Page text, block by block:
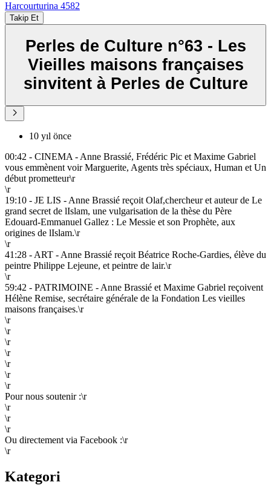
Harcourturina 4582
Takip Et
Perles de Culture n°63 - Les
Vieilles maisons françaises
sinvitent à Perles de Culture
10 yıl önce
00:42 - CINEMA - Anne Brassié, Frédéric Pic et Maxime Gabriel
vous emmènent voir Marguerite, Agents très spéciaux, Human et Un
début prometteur\r
\r
19:10 - JE LIS - Anne Brassié reçoit Olaf,chercheur et auteur de Le
grand secret de lIslam, une vulgarisation de la thèse du Père
Edouard-Emmanuel Gallez : Le Messie et son Prophète, aux
origines de lIslam.\r
\r
41:28 - ART - Anne Brassié reçoit Béatrice Roche-Gardies, élève du
peintre Philippe Lejeune, et peintre de lair.\r
\r
59:42 - PATRIMOINE - Anne Brassié et Maxime Gabriel reçoivent
Hélène Remise, secrétaire générale de la Fondation Les vieilles
maisons françaises.\r
\r
\r
\r
\r
\r
\r
\r
Pour nous soutenir :\r
\r
\r
\r
Ou directement via Facebook :\r
\r
Kategori